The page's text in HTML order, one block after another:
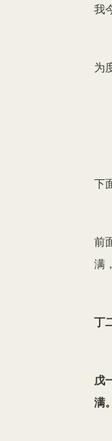
我
为
下
前
满
丁
戊
满。